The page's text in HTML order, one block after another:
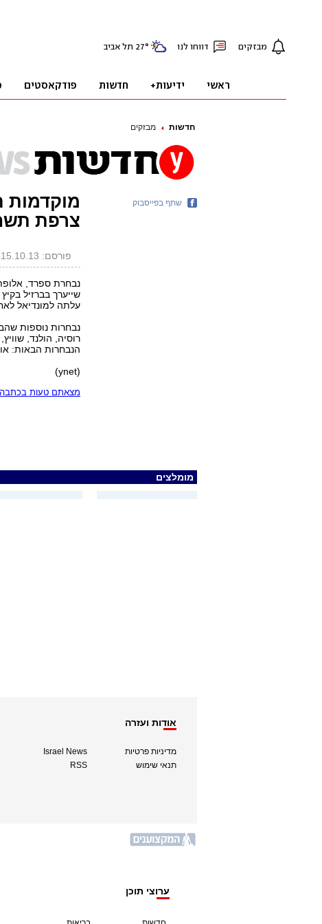
חדשות מבזקים
מוקדמות
צרפת
פורסם: 15.10.13, 23:52
עלתה למונדיאל לאחר ניצחון
נבחרות נוספות
רוסיה, הולנד,
הנבחרות הבאות:
(ynet)
מצאתם טעות
שתף בפייסבוק
מומלצים
אודות ועזרה
מדיניות פרטיות
תנאי שימוש
Israel News
RSS
ערוצי תוכן